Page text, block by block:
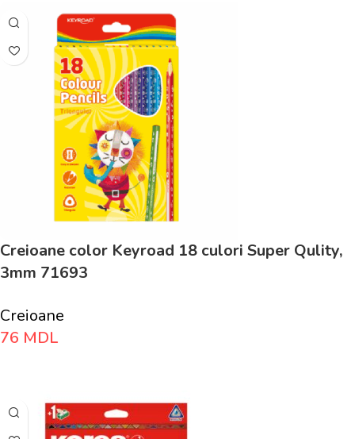
Creioane color Keyroad 18 culori Super Qulity,
3mm 71693
Creioane
76 MDL